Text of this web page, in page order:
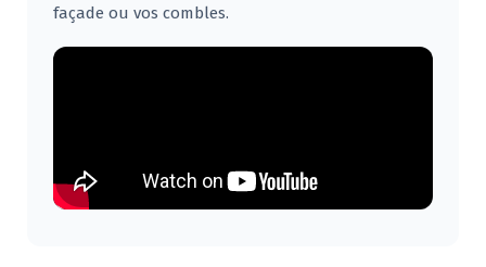
façade ou vos combles.